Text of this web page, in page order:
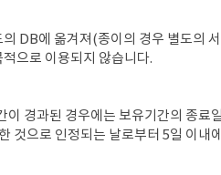
DB에 옮겨져(종이의 경우 별도의
으로 이용되지 않습니다.
경과된 경우에는 보유기간의 종
것으로 인정되는 날로부터 5일 이내